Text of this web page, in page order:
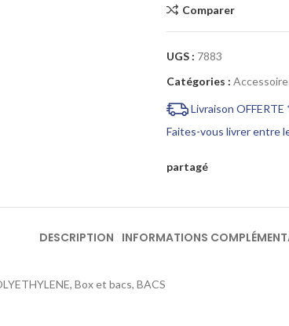
Comparer
UGS : 7883
Catégories :
Livraison OFFERTE
Faites-vous livrer entre
partagé
DESCRIPTION INFORMATIONS
Box et bacs, BACS